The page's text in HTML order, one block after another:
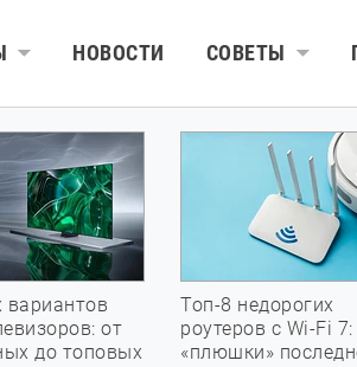
НОВОСТИ СОВЕТЫ
вариантов
от
до топовых
Топ-8 недорогих
роутеров с Wi-Fi 7:
«плюшки»